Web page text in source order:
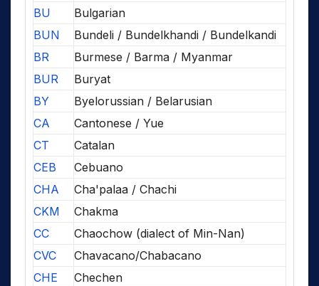
BU
Bulgarian
BUN
Bundeli / Bundelkhandi / Bundelkandi
BR
Burmese / Barma / Myanmar
BUR
Buryat
BY
Byelorussian / Belarusian
CA
Cantonese / Yue
CT
Catalan
CEB
Cebuano
CHA
Cha'palaa / Chachi
CKM
Chakma
CC
Chaochow (dialect of Min-Nan)
CVC
Chavacano/Chabacano
CHE
Chechen